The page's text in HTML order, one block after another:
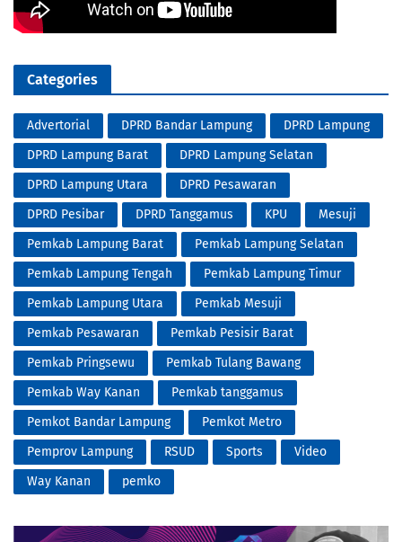
Categories
Advertorial DPRD Bandar Lampung
DPRD Lampung
DPRD Lampung Barat
DPRD Lampung Selatan
DPRD Lampung Utara
DPRD Pesawaran
DPRD Pesibar
DPRD Tanggamus KPU
Mesuji
Pemkab Lampung Barat
Pemkab Lampung Selatan
Pemkab Lampung Tengah
Pemkab Lampung Timur
Pemkab Lampung Utara
Pemkab Mesuji
Pemkab Pesawaran
Pemkab Pesisir Barat
Pemkab Pringsewu
Pemkab Tulang Bawang
Pemkab Way Kanan
Pemkab tanggamus
Pemkot Bandar Lampung
Pemkot Metro
Pemprov Lampung
RSUD Sports
Video
Way Kanan
pemko